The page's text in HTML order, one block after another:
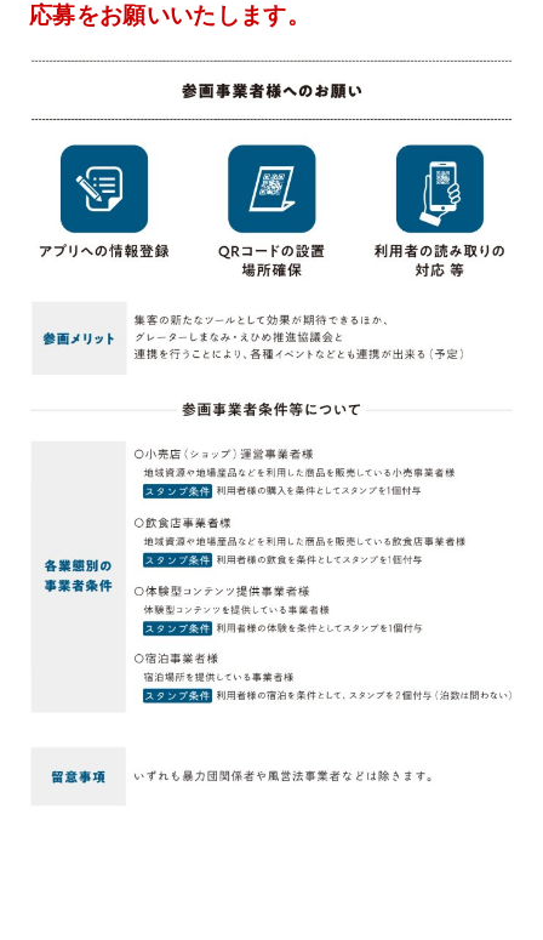
応募をお願いいたします。